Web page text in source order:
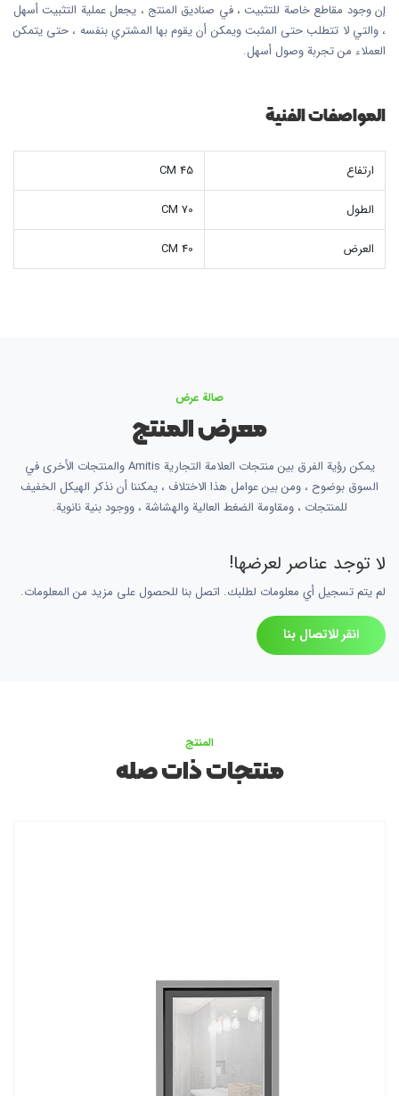
إن وجود مقاطع خاصة للتثبيت ، في صناديق المنتج ، يجعل عملية التثبيت أسهل
، والتي لا تتطلب حتى المثبت ويمكن أن يقوم بها المشتري بنفسه ، حتى يتمكن
العملاء من تجربة وصول أسهل.
المواصفات الفنية
ارتفاع 45 CM
الطول 70 CM
العرض 40 CM
صالة عرض
معرض المنتج
يمكن رؤية الفرق بين منتجات العلامة التجارية Amitis والمنتجات الأخرى في
السوق بوضوح ، ومن بين عوامل هذا الاختلاف ، يمكننا أن نذكر الهيكل الخفيف
للمنتجات ، ومقاومة الضغط العالية والهشاشة ، ووجود بنية نانوية.
لا توجد عناصر لعرضها!
لم يتم تسجيل أي معلومات لطلبك. اتصل بنا للحصول على مزيد من المعلومات.
انقر للاتصال بنا
المنتج
منتجات ذات صله